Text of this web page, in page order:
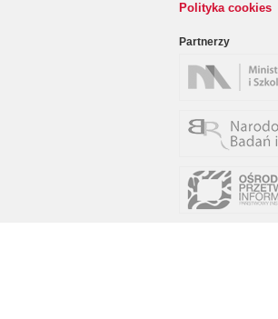
Polityka cookies
Partnerzy